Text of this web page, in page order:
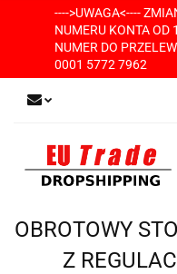
---->UWAGA<----
NUMERU KONTA
NUMER DO
0001 5772 7962
OBROTOWY
Z